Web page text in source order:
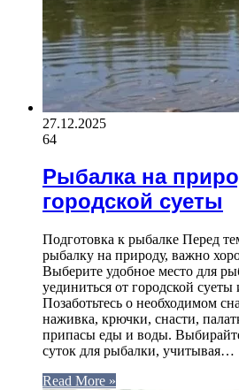
27.12.2025
64
Рыбалка на
городской суеты
Подготовка к рыбалке Перед
рыбалку на природу, важно
Выберите удобное место для
уединиться от городской
Позаботьтесь о необходимом
наживка, крючки, снасти,
припасы еды и воды.
суток для рыбалки, учитывая…
Read More »